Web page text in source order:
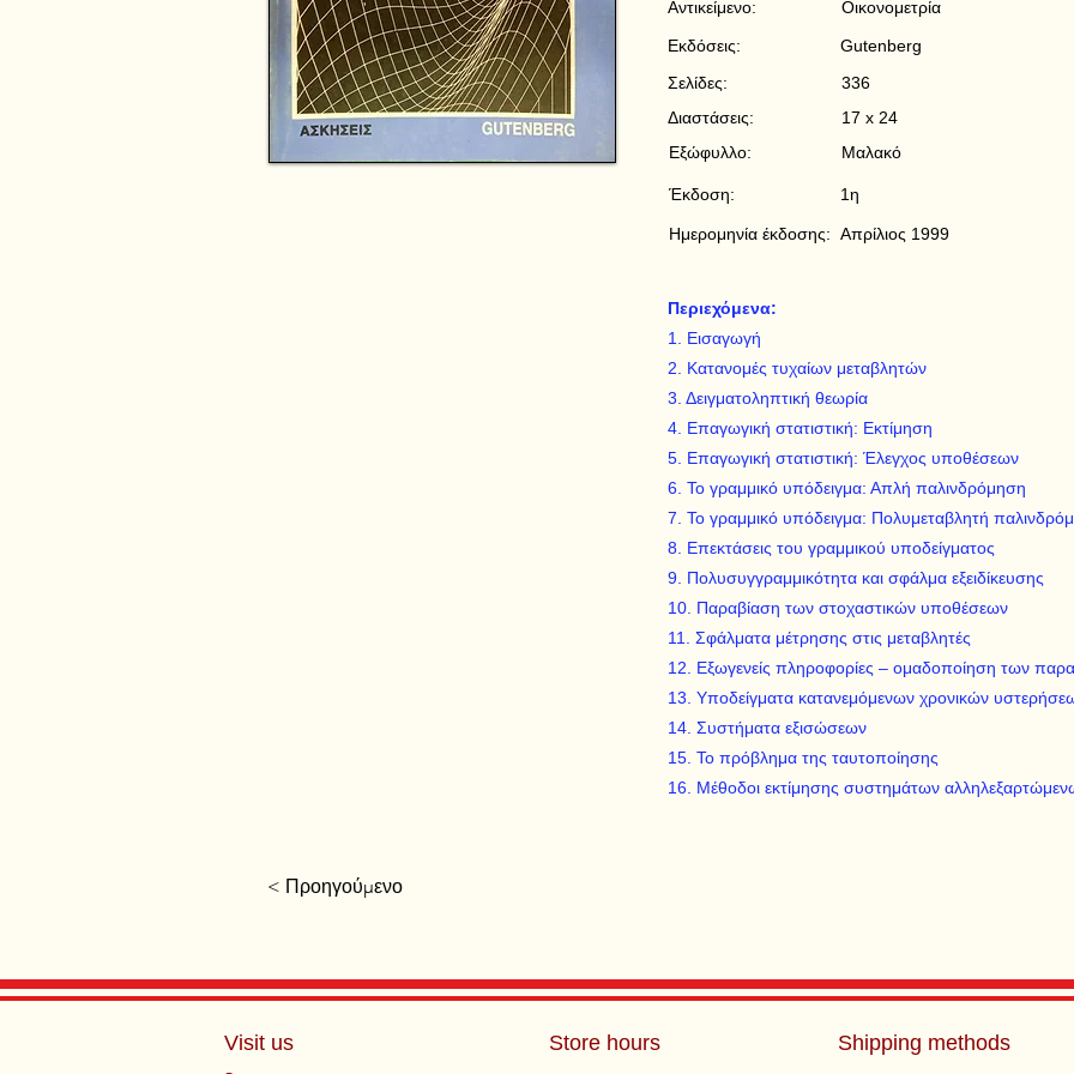
Οικονομετρία
Gutenberg
336
17 x 24
Μαλακό
1η
Απρίλιος 1999
Αντικείμενο:
Εκδόσεις:
Σελίδες:
Διαστάσεις:
Εξώφυλλο:
Έκδοση:
Ημερομηνία έκδοσης:
Περιεχόμενα:
1. Εισαγωγή
2. Κατανομές τυχαίων μεταβλητών
3. Δειγματοληπτική θεωρία
4. Επαγωγική στατιστική: Εκτίμηση
5. Επαγωγική στατιστική: Έλεγχος υποθέσεων
6. Το γραμμικό υπόδειγμα: Απλή παλινδρόμηση
7. Το γραμμικό υπόδειγμα: Πολυμεταβλητή
8. Επεκτάσεις του γραμμικού υποδείγματος
9. Πολυσυγγραμμικότητα και σφάλμα εξειδίκευσης
10. Παραβίαση των στοχαστικών υποθέσεων
11. Σφάλματα μέτρησης στις μεταβλητές
12. Εξωγενείς πληροφορίες – ομαδοποίηση των
13. Υποδείγματα κατανεμόμενων χρονικών
14. Συστήματα εξισώσεων
15. Το πρόβλημα της ταυτοποίησης
16. Μέθοδοι εκτίμησης συστημάτων
< Προηγούμενο
Visit us Store hours Shipping methods